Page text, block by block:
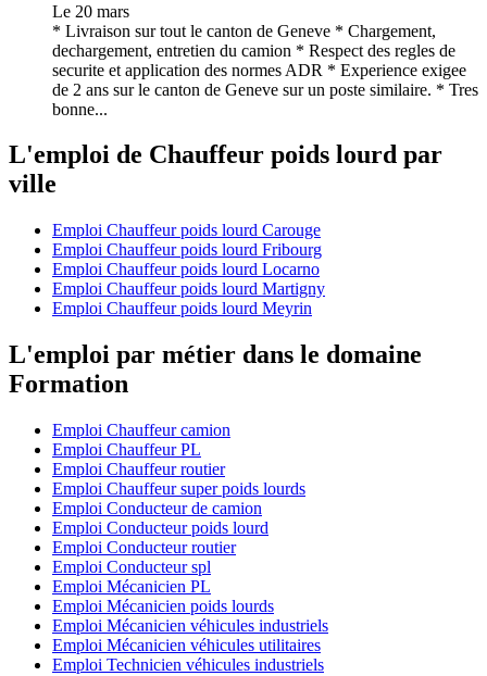
Le 20 mars
* Livraison sur tout le canton de Geneve * Chargement,
dechargement, entretien du camion * Respect des regles de
securite et application des normes ADR * Experience exigee
de 2 ans sur le canton de Geneve sur un poste similaire. * Tres
bonne...
L'emploi de Chauffeur poids lourd par
ville
Emploi Chauffeur poids lourd Carouge
Emploi Chauffeur poids lourd Fribourg
Emploi Chauffeur poids lourd Locarno
Emploi Chauffeur poids lourd Martigny
Emploi Chauffeur poids lourd Meyrin
L'emploi par métier dans le domaine
Formation
Emploi Chauffeur camion
Emploi Chauffeur PL
Emploi Chauffeur routier
Emploi Chauffeur super poids lourds
Emploi Conducteur de camion
Emploi Conducteur poids lourd
Emploi Conducteur routier
Emploi Conducteur spl
Emploi Mécanicien PL
Emploi Mécanicien poids lourds
Emploi Mécanicien véhicules industriels
Emploi Mécanicien véhicules utilitaires
Emploi Technicien véhicules industriels